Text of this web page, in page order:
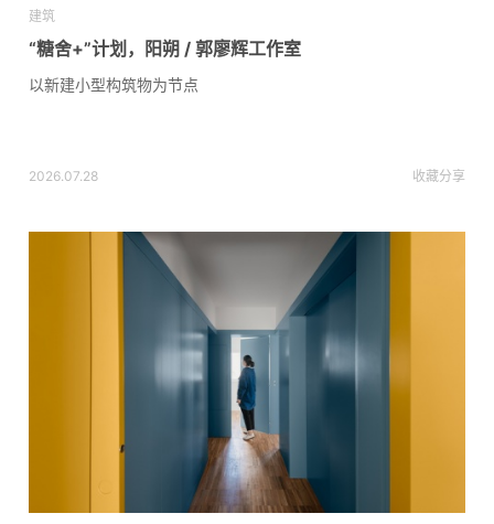
建筑
“糖舍+”计划，阳朔 / 郭廖辉工作室
以新建小型构筑物为节点
2026.07.28 收藏分享